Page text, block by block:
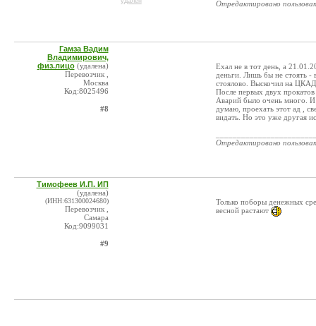
Отредактировано
Гамза Вадим
Владимирович,
физ.лицо (удалена)
Перевозчик ,
Москва
Код:8025496
#8
Ехал не в тот день, а
деньги. Лишь бы не стоять
стоялово. Выскочил на ЦКАД
После первых двух
Аварий было очень много.
думаю, проехать этот ад ,
видать. Но это уже другая
Отредактировано
Тимофеев И.П. ИП
(удалена)
(ИНН:631300024680)
Перевозчик ,
Самара
Код:9099031
#9
Только поборы денежных
весной растают